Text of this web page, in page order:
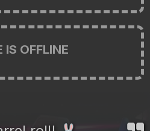
OFFLINE